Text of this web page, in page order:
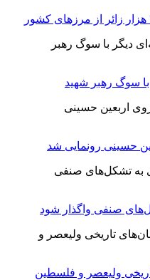
حسینی رونمایی شد
صنفی واگذار شود
ولیعصر و فلسطین